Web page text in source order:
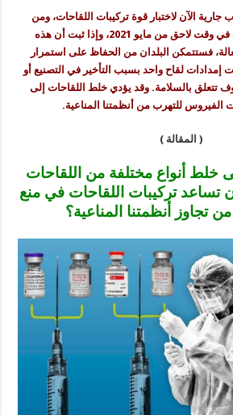
الآن لاختبار قوة تركيبات اللقاحات، ومن
في وقت لاحق من مايو 2021، وإذا ثبت أن هذه
فستتمكن البلدان من الحفاظ على استمرار
لقاح واحد بسبب التأخير في التصنيع أو
تتعلق بالسلامة. وقد يؤدي خلط اللقاحات إلى
الفيروس للتهرب من أنظمتنا المناعية.
( المقالة )
خلط أنواع مختلفة من اللقاحات
تساعد تركيبات اللقاحات في منع
من تجاوز أنظمتنا المناعية؟